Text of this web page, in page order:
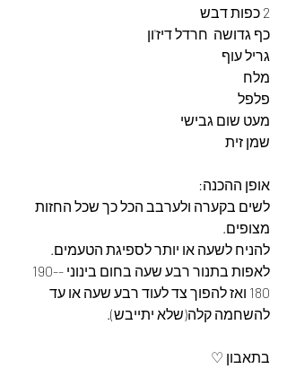
2 כפות דבש
כף גדושה  חרדל דיז'ון
גריל עוף
מלח
פלפל
מעט שום גבישי
שמן זית
אופן ההכנה:
לשים בקערה ולערבב הכל כך שכל החזות
מצופים.
להניח לשעה או יותר לספיגת הטעמים.
לאפות בתנור רבע שעה בחום בינוני -190-
180 ואז להפוך צד לעוד רבע שעה או עד
להשחמה קלה(שלא יתייבש).
בתאבון ♡